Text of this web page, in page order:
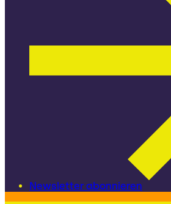
Newsletter abonnieren